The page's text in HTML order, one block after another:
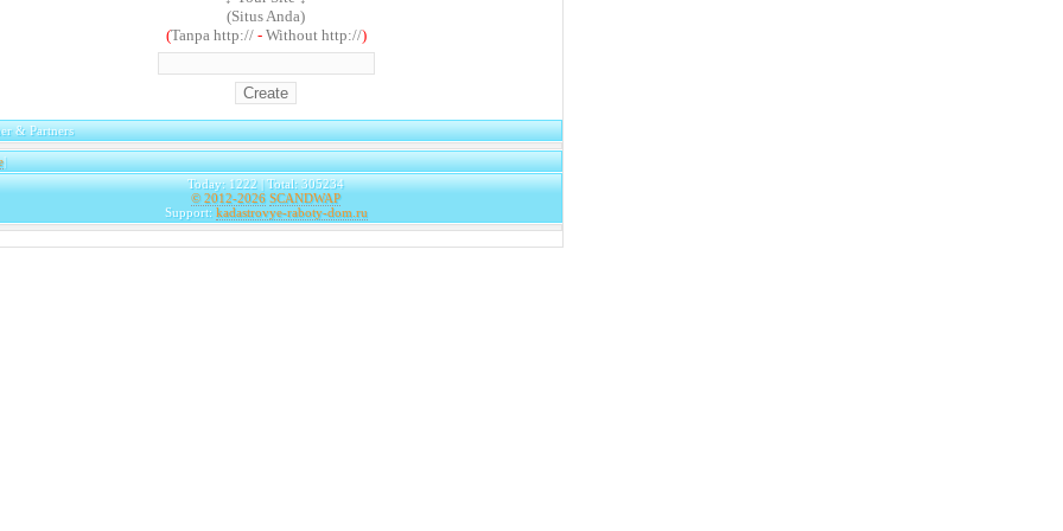
(Situs Anda)
(Tanpa http:// -Without http://)
& Partners
|
Today: 1222 | Total: 305234
© 2012-2026 SCANDWAP
Support: kadastrovye-raboty-dom.ru